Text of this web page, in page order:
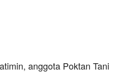
anggota Poktan Tani